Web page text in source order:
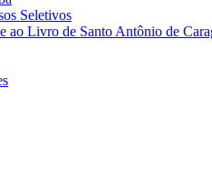
Seletivos
ao Livro de Santo Antônio de